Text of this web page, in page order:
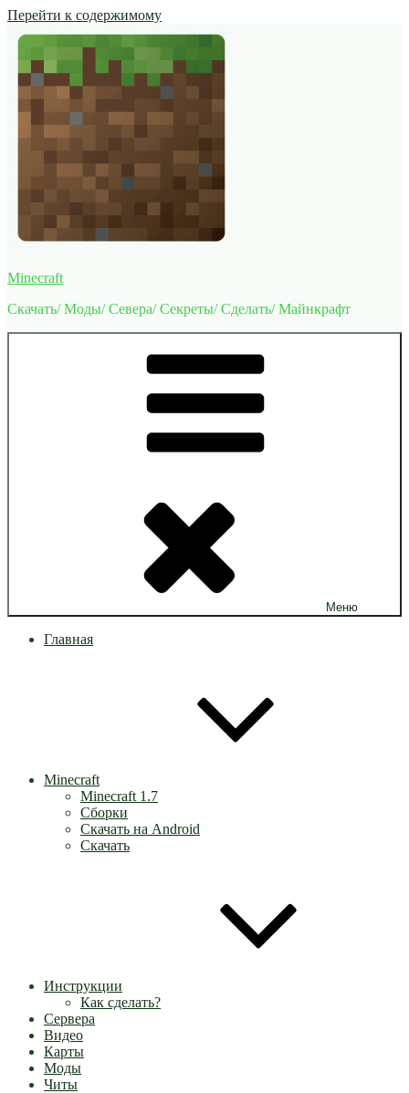
Перейти к содержимому
Minecraft
Скачать/ Моды/ Севера/ Секреты/ Сделать/ Майнкрафт
Меню
Главная
Minecraft
Minecraft 1.7
Сборки
Скачать на Android
Скачать
Инструкции
Как сделать?
Сервера
Видео
Карты
Моды
Читы